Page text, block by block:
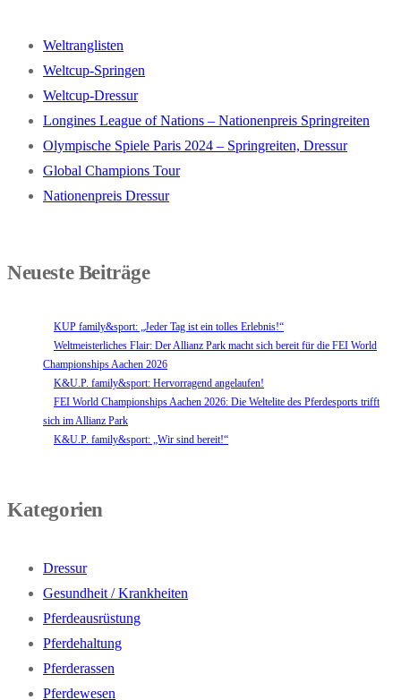
Weltranglisten
Weltcup-Springen
Weltcup-Dressur
Longines League of Nations – Nationenpreis Springreiten
Olympische Spiele Paris 2024 – Springreiten, Dressur
Global Champions Tour
Nationenpreis Dressur
Neueste Beiträge
KUP family&sport: „Jeder Tag ist ein tolles Erlebnis!“
Weltmeisterliches Flair: Der Allianz Park macht sich bereit für die FEI World
Championships Aachen 2026
K&U.P. family&sport: Hervorragend angelaufen!
FEI World Championships Aachen 2026: Die Weltelite des Pferdesports trifft
sich im Allianz Park
K&U.P. family&sport: „Wir sind bereit!“
Kategorien
Dressur
Gesundheit / Krankheiten
Pferdeausrüstung
Pferdehaltung
Pferderassen
Pferdewesen